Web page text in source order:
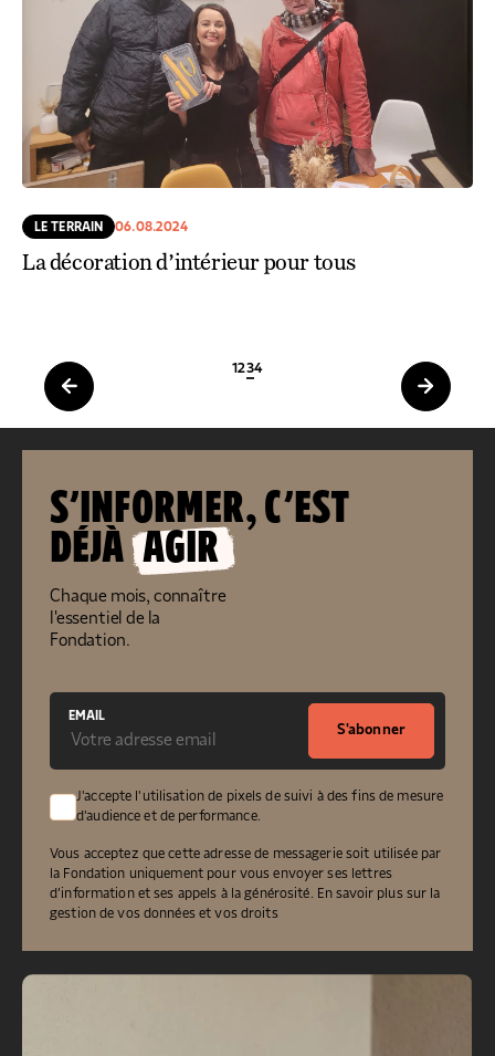
LE TERRAIN 06.08.2024
La décoration d’intérieur pour tous
1234
S’INFORMER, C’EST
DÉJÀ AGIR
Chaque mois, connaître
l'essentiel de la
Fondation.
EMAIL
S'abonner
J'accepte l'utilisation de pixels de suivi à des fins de mesure
d'audience et de performance.
Vous acceptez que cette adresse de messagerie soit utilisée par
la Fondation uniquement pour vous envoyer ses lettres
d’information et ses appels à la générosité. En savoir plus sur la
gestion de vos données et vos droits